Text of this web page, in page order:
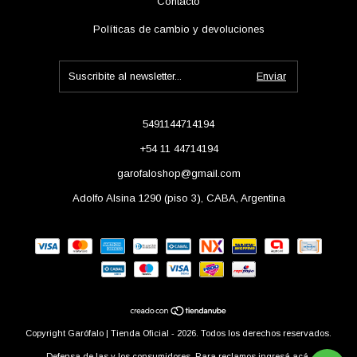
Políticas de cambio y devoluciones
5491144714194
+54 11 44714194
garofaloshop@gmail.com
Adolfo Alsina 1290 (piso 3), CABA, Argentina
Copyright Garófalo | Tienda Oficial - 2026. Todos los derechos reservados.